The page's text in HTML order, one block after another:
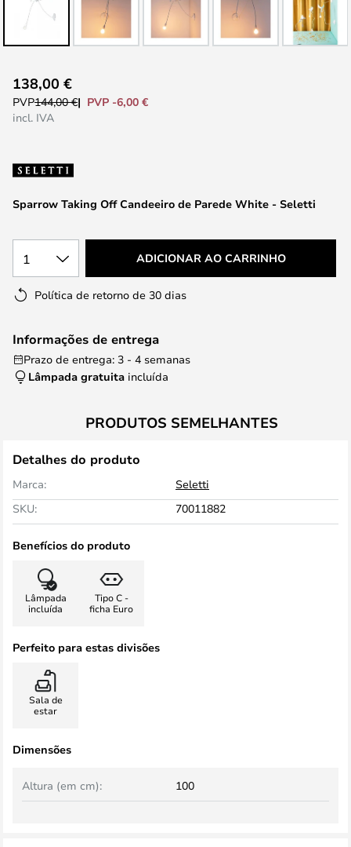
para
Galeria
imagens
Sparrow Taking Off Candeeiro de Parede White - Seletti
138,00 €
PVP144,00 €
PVP -6,00 €
incl. IVA
1 ADICIONAR AO CARRINHO
Política de retorno de 30 dias
Informações de entrega
Prazo de entrega: 3 - 4 semanas
Lâmpada gratuita incluída
PRODUTOS SEMELHANTES
Detalhes do produto
Marca:
Seletti
SKU:
70011882
Benefícios do produto
Lâmpada
incluída
Tipo C -
ficha Euro
Perfeito para estas divisões
Sala de
estar
Dimensões
Altura (em cm): 100